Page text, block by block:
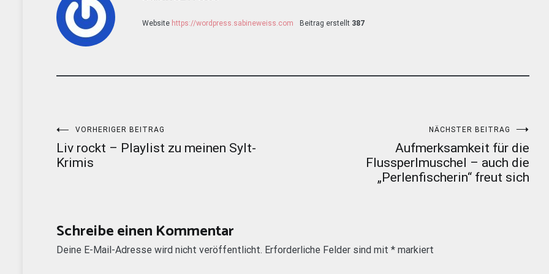
Website https://wordpress.sabineweiss.com Beitrag erstellt 387
Beitragsnavigation
VORHERIGER BEITRAG
Liv rockt – Playlist zu meinen Sylt-
Krimis
NÄCHSTER BEITRAG
Aufmerksamkeit für die
Flussperlmuschel – auch die
„Perlenfischerin“ freut sich
Schreibe einen Kommentar
Deine E-Mail-Adresse wird nicht veröffentlicht. Erforderliche Felder sind mit * markiert